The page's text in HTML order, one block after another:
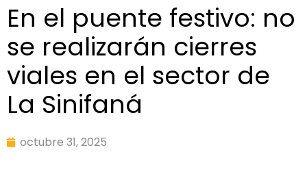
En el puente festivo: no
se realizarán cierres
viales en el sector de
La Sinifaná
octubre 31, 2025